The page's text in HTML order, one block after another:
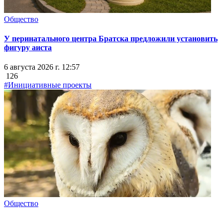
Общество
У перинатального центра Братска предложили установить
фигуру аиста
6 августа 2026 г. 12:57
126
#Инициативные проекты
Общество